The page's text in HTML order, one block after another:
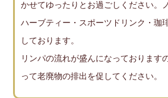
かせてゆったりとお過ごしください。
ハーブティー・スポーツドリンク・珈
しております。
リンパの流れが盛んになっております
って老廃物の排出を促してください。